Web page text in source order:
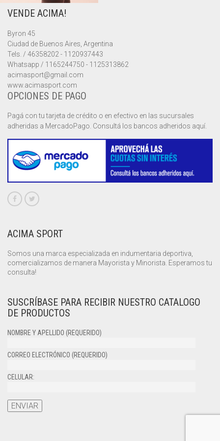
PANTALONES
REMERAS
MANGA CORTA
SIN MANGAS
SHORTS
SHORT DEPORTIVO
SHORT POLLERA
PANTALONES
REMERAS
SHORTS
CHALECOS
MUSCULOSAS
PANTALONES
SHORTS
VENDE ACIMA!
Byron 45
Ciudad de Buenos Aires, Argentina
Tels. / 46358202 - 1120937443
Whatsapp / 1165244750 - 1125313862
acimasport@gmail.com
www.acimasport.com
OPCIONES DE PAGO
Pagá con tu tarjeta de crédito o en efectivo en las sucursales
adheridas a MercadoPago. Consultá los bancos adheridos aquí.
ACIMA SPORT
Somos una marca especializada en indumentaria deportiva,
comercializamos de manera Mayorista y Minorista. Esperamos tu
consulta!
SUSCRÍBASE PARA RECIBIR NUESTRO CATALOGO
DE PRODUCTOS
NOMBRE Y APELLIDO (REQUERIDO)
CORREO ELECTRÓNICO (REQUERIDO)
CELULAR: